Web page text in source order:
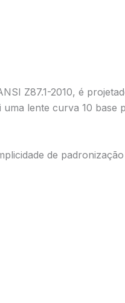
Z87.1-2010, é
lente curva 10 base
de